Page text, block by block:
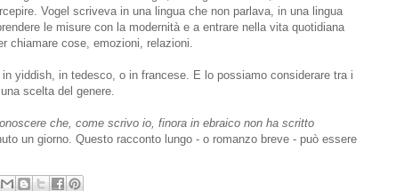
Vogel scriveva in una lingua che non parlava, in una lingua
le misure con la modernità e a entrare nella vita quotidiana
chiamare cose, emozioni, relazioni.
yiddish, in tedesco, o in francese. E lo possiamo considerare tra i
scelta del genere.
che, come scrivo io, finora in ebraico non ha scritto
un giorno. Questo racconto lungo - o romanzo breve - può essere